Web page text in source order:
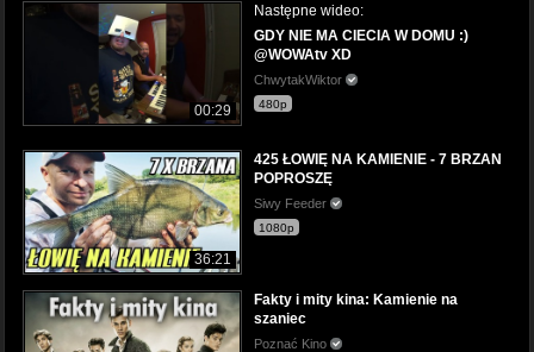
00:29
Następne wideo:
GDY NIE MA CIECIA W DOMU :)
@WOWAtv XD
ChwytakWiktor
480p
36:21
425 ŁOWIĘ NA KAMIENIE - 7 BRZAN
POPROSZĘ
Siwy Feeder
1080p
Fakty i mity kina: Kamienie na
szaniec
Poznać Kino